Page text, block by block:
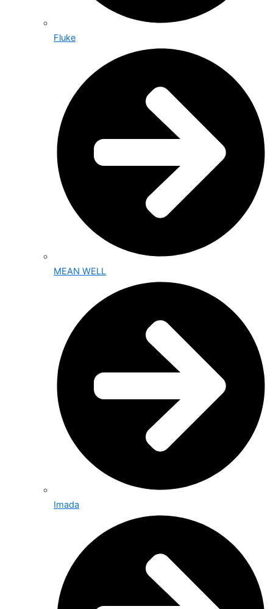
Fluke
MEAN WELL
Imada